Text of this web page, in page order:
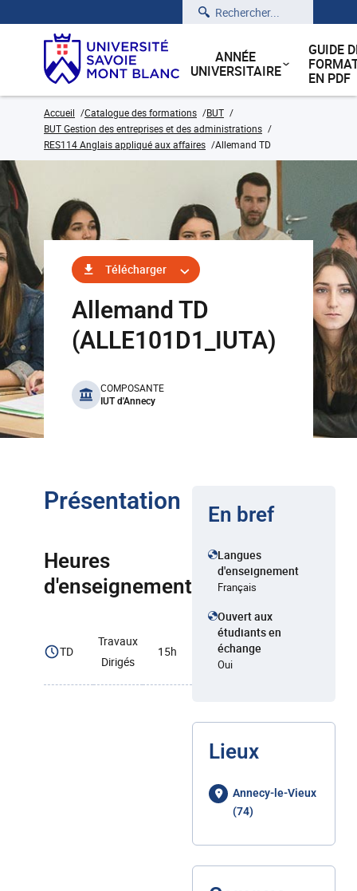
Rechercher
ANNÉE
UNIVERSITAIRE
GUIDE
EN PDF
Accueil Catalogue des formations
BUT
BUT Gestion des entreprises et des administrations
RES114 Anglais appliqué aux affaires
Allemand TD
Télécharger
Allemand TD
(ALLE101D1_IUTA)
benefits
COMPOSANTE
IUT d'Annecy
Présentation
Heures
d'enseignement
TD
Travaux
Dirigés
15h
En bref
Langues
d'enseignement
Français
Ouvert aux
étudiants en
échange
Oui
Lieux
Annecy-le-Vieux
(74)